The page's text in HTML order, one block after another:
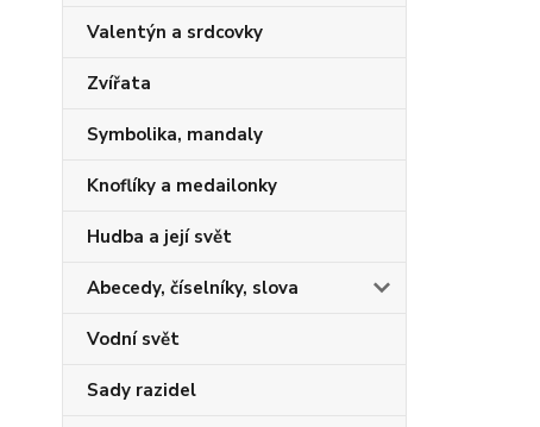
Valentýn a srdcovky
Zvířata
Symbolika, mandaly
Knoflíky a medailonky
Hudba a její svět
Abecedy, číselníky, slova
Vodní svět
Sady razidel